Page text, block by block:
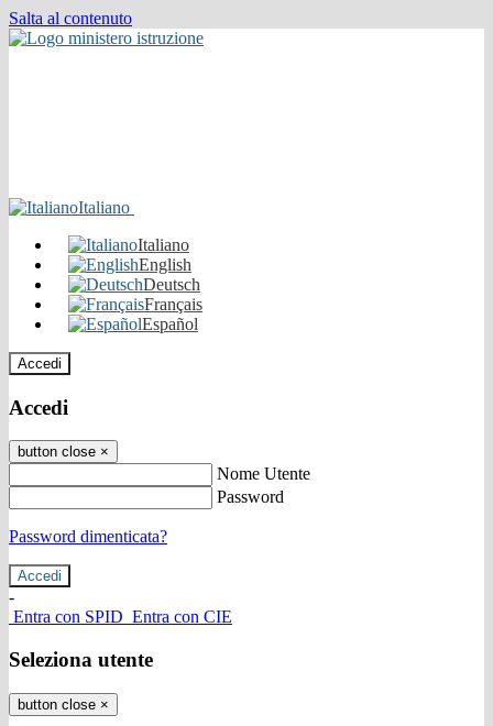
Salta al contenuto
Italiano
Italiano
English
Deutsch
Français
Español
Accedi
Accedi
button close ×
Nome Utente
Password
Password dimenticata?
-
Entra con SPID Entra con CIE
Seleziona utente
button close ×